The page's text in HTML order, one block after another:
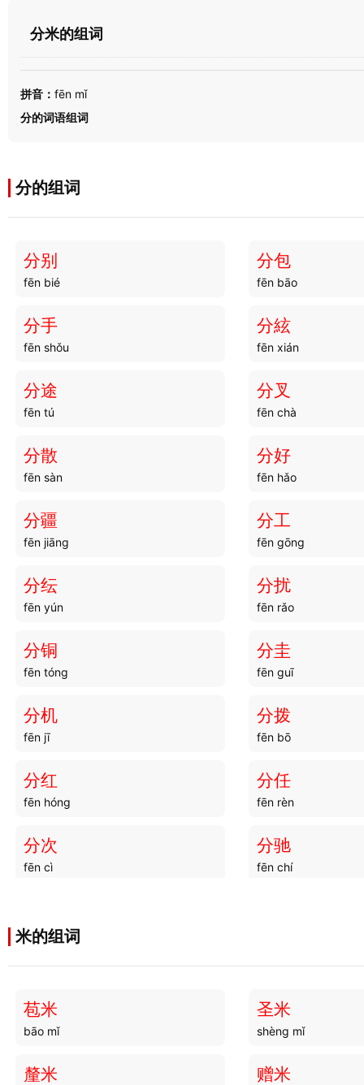
分米的组词
拼音： fēn mǐ
分的词语组词
分的组词
分别
fēn bié
分包
fēn bāo
分手
fēn shǒu
分絃
fēn xián
分途
fēn tú
分叉
fēn chà
分散
fēn sàn
分好
fēn hǎo
分疆
fēn jiāng
分工
fēn gōng
分纭
fēn yún
分扰
fēn rǎo
分铜
fēn tóng
分圭
fēn guī
分机
fēn jī
分拨
fēn bō
分红
fēn hóng
分任
fēn rèn
分次
fēn cì
分驰
fēn chí
fēn shuǐ
分钗 分销
米的组词
苞米
bāo mǐ
圣米
shèng mǐ
釐米 赠米